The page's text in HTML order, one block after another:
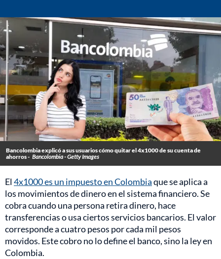
Bancolombia explicó a sus usuarios cómo quitar el 4x1000 de su cuenta de
ahorros - Bancolombia - Getty Images
El4x1000 es un impuesto en Colombiaque se aplica a
los movimientos de dinero en el sistema financiero. Se
cobra cuando una persona retira dinero, hace
transferencias o usa ciertos servicios bancarios. El valor
corresponde a cuatro pesos por cada mil pesos
movidos. Este cobro no lo define el banco, sino la ley en
Colombia.